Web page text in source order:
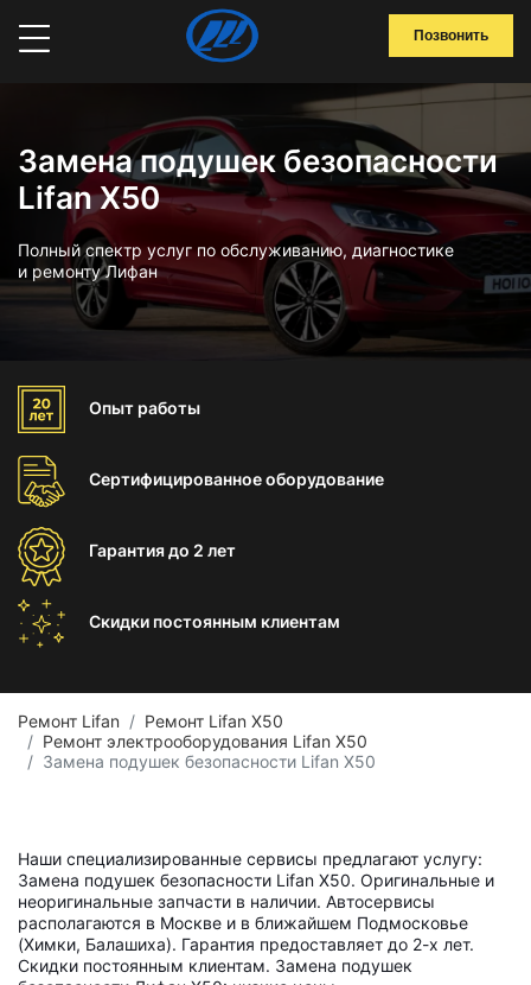
Позвонить
Замена подушек безопасности
Lifan X50
Полный спектр услуг по обслуживанию, диагностике
и ремонту Лифан
Опыт работы
Сертифицированноеоборудование
Гарантиядо 2 лет
Скидки постоянным клиентам
Ремонт Lifan
Ремонт Lifan X50
Ремонт электрооборудования Lifan X50
Замена подушек безопасности Lifan X50
Наши специализированные сервисы предлагают услугу:
Замена подушек безопасности Lifan X50. Оригинальные и
неоригинальные запчасти в наличии. Автосервисы
располагаются в Москве и в ближайшем Подмосковье
(Химки, Балашиха). Гарантия предоставляет до 2-х лет.
Скидки постоянным клиентам. Замена подушек